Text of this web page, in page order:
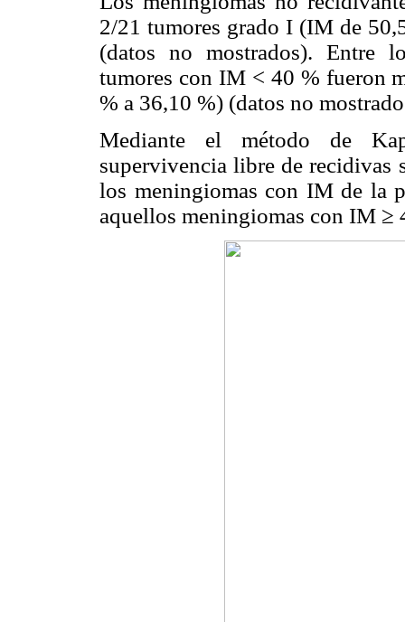
2/21 tumores grado I (IM de
(datos no mostrados). Entre
tumores con IM < 40 % fueron
% a 36,10 %) (datos no
Mediante el método de
supervivencia libre de recidivas
los meningiomas con IM de la
aquellos meningiomas con IM ≥